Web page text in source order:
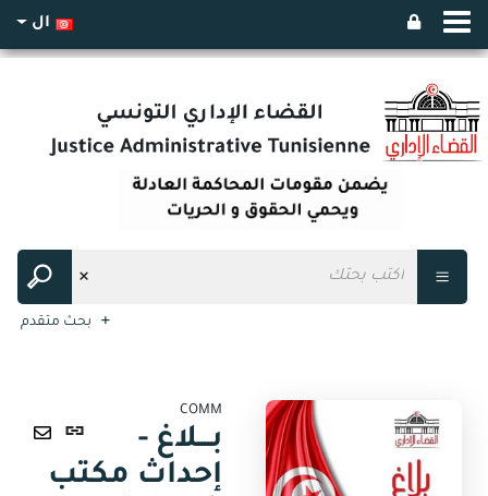
ال
بحث متقدم
(نافذة
ارسال
عبر
COMM
بــــلاغ -
إحداث مكتب